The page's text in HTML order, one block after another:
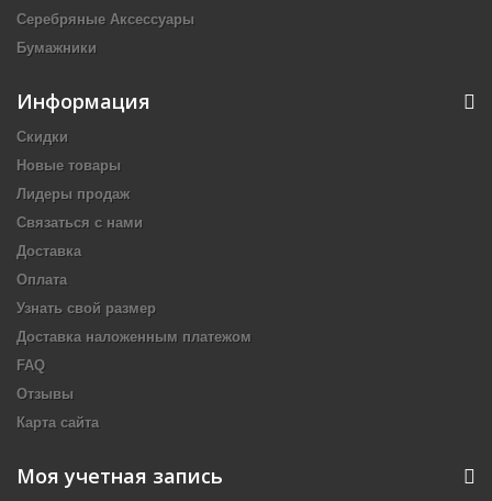
Серебряные Аксессуары
Бумажники
Информация
Скидки
Новые товары
Лидеры продаж
Связаться с нами
Доставка
Оплата
Узнать свой размер
Доставка наложенным платежом
FAQ
Отзывы
Карта сайта
Моя учетная запись